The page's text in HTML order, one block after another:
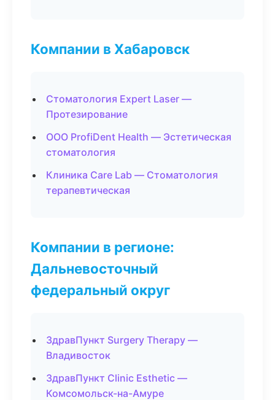
Компании в Хабаровск
Стоматология Expert Laser —
Протезирование
ООО ProfiDent Health — Эстетическая
стоматология
Клиника Care Lab — Стоматология
терапевтическая
Компании в регионе:
Дальневосточный
федеральный округ
ЗдравПункт Surgery Therapy —
Владивосток
ЗдравПункт Clinic Esthetic —
Комсомольск-на-Амуре